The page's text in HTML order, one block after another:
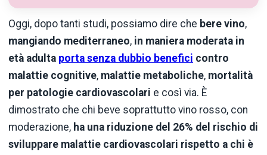
Oggi, dopo tanti studi, possiamo dire che bere vino,
mangiando mediterraneo, in maniera moderata in
età adulta porta senza dubbio benefici contro
malattie cognitive, malattie metaboliche, mortalità
per patologie cardiovascolari e così via. È
dimostrato che chi beve soprattutto vino rosso, con
moderazione, ha una riduzione del 26% del rischio di
sviluppare malattie cardiovascolari rispetto a chi è